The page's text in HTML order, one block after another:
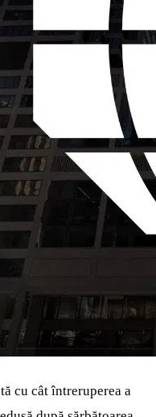
cu cât întreruperea a